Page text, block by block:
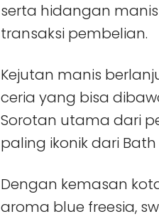
serta hidangan
transaksi pembelian.
Kejutan manis
ceria yang bisa
Sorotan utama dari
paling ikonik dari Bath
Dengan kemasan
aroma blue freesia,